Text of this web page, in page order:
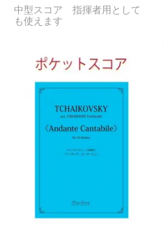
中型スコア 指揮者用として
も使えます